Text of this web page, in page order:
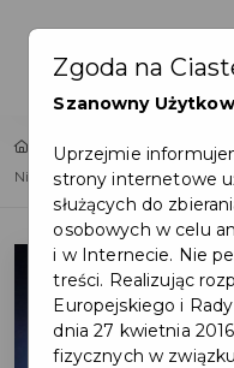
Home
Lista aktualności
Nie bądźmy obojętni wobec
Zgoda na
Szanowny
Uprzejmie
strony internetowe
służących do
osobowych w celu
i w Internecie. Nie
treści. Realizując
Europejskiego i
dnia 27 kwietnia
fizycznych w